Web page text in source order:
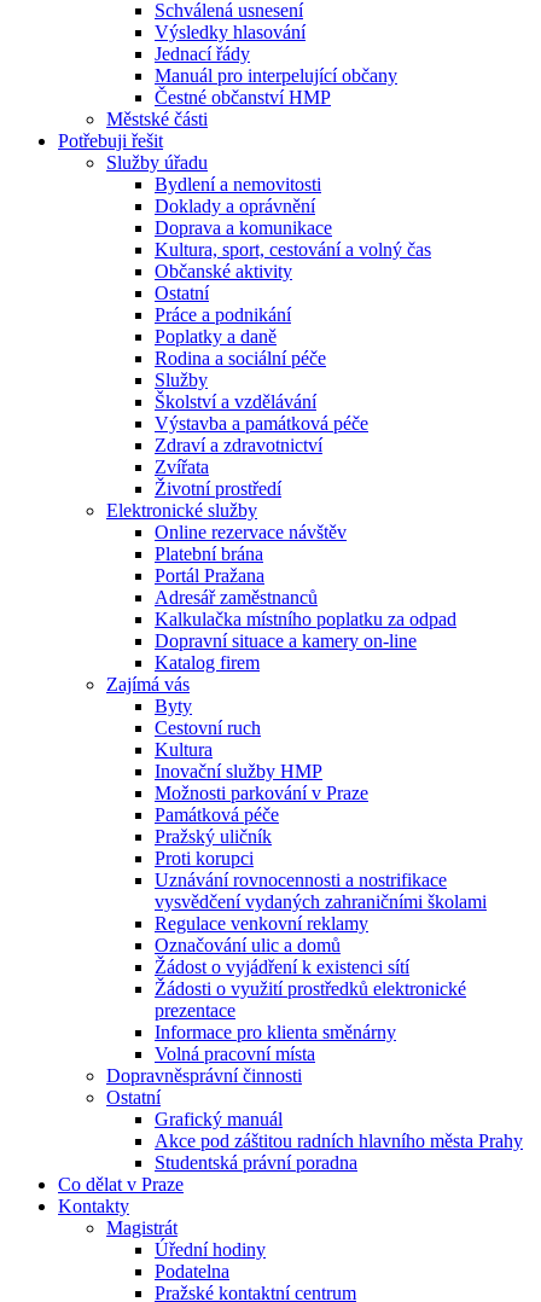
Schválená usnesení
Výsledky hlasování
Jednací řády
Manuál pro interpelující občany
Čestné občanství HMP
Městské části
Potřebuji řešit
Služby úřadu
Bydlení a nemovitosti
Doklady a oprávnění
Doprava a komunikace
Kultura, sport, cestování a volný čas
Občanské aktivity
Ostatní
Práce a podnikání
Poplatky a daně
Rodina a sociální péče
Služby
Školství a vzdělávání
Výstavba a památková péče
Zdraví a zdravotnictví
Zvířata
Životní prostředí
Elektronické služby
Online rezervace návštěv
Platební brána
Portál Pražana
Adresář zaměstnanců
Kalkulačka místního poplatku za odpad
Dopravní situace a kamery on-line
Katalog firem
Zajímá vás
Byty
Cestovní ruch
Kultura
Inovační služby HMP
Možnosti parkování v Praze
Památková péče
Pražský uličník
Proti korupci
Uznávání rovnocennosti a nostrifikace
vysvědčení vydaných zahraničními školami
Regulace venkovní reklamy
Označování ulic a domů
Žádost o vyjádření k existenci sítí
Žádosti o využití prostředků elektronické
prezentace
Informace pro klienta směnárny
Volná pracovní místa
Dopravněsprávní činnosti
Ostatní
Grafický manuál
Akce pod záštitou radních hlavního města Prahy
Studentská právní poradna
Co dělat v Praze
Kontakty
Magistrát
Úřední hodiny
Podatelna
Pražské kontaktní centrum